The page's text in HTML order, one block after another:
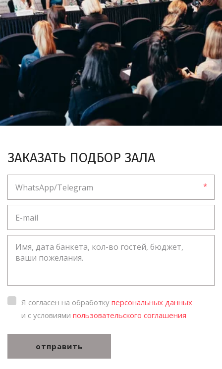
ЗАКАЗАТЬ ПОДБОР ЗАЛА
*
Я согласен на обработку персональных данных
и с условиями пользовательского соглашения
отправить